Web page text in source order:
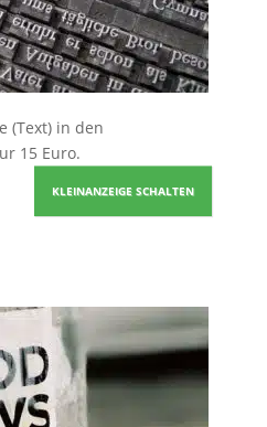
(Text) in den
15 Euro.
KLEINANZEIGE SCHALTEN